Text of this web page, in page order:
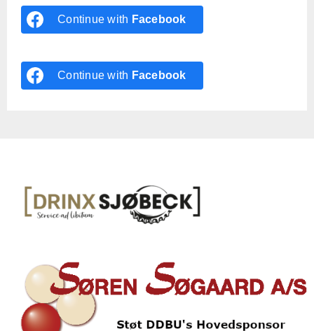
Continue with Facebook
Continue with Facebook